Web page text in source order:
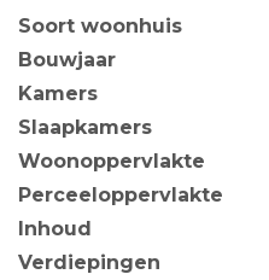
Soort woonhuis
Bouwjaar
Kamers
Slaapkamers
Woonoppervlakte
Perceeloppervlakte
Inhoud
Verdiepingen